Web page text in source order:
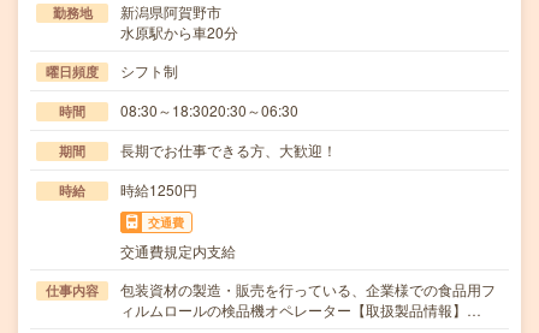
勤務地
新潟県阿賀野市
水原駅から車20分
曜日頻度 シフト制
時間 08:30～18:3020:30～06:30
期間 長期でお仕事できる方、大歓迎！
時給 時給1250円
交通費
交通費規定内支給
仕事内容
包装資材の製造・販売を行っている、企業様での食品用フ
ィルムロールの検品機オペレーター【取扱製品情報】…